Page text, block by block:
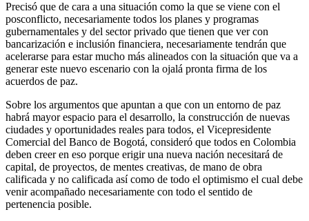
Precisó que de cara a una situación como la que se viene con el
posconflicto, necesariamente todos los planes y programas
gubernamentales y del sector privado que tienen que ver con
bancarización e inclusión financiera, necesariamente tendrán que
acelerarse para estar mucho más alineados con la situación que va a
generar este nuevo escenario con la ojalá pronta firma de los
acuerdos de paz.
Sobre los argumentos que apuntan a que con un entorno de paz
habrá mayor espacio para el desarrollo, la construcción de nuevas
ciudades y oportunidades reales para todos, el Vicepresidente
Comercial del Banco de Bogotá, consideró que todos en Colombia
deben creer en eso porque erigir una nueva nación necesitará de
capital, de proyectos, de mentes creativas, de mano de obra
calificada y no calificada así como de todo el optimismo el cual debe
venir acompañado necesariamente con todo el sentido de
pertenencia posible.